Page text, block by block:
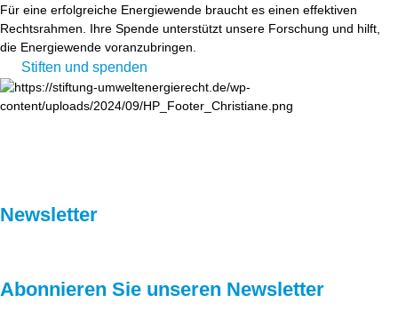
Für eine erfolgreiche Energiewende braucht es einen effektiven
Rechtsrahmen. Ihre Spende unterstützt unsere Forschung und hilft,
die Energiewende voranzubringen.
Stiften und spenden
Newsletter
Abonnieren Sie unseren Newsletter